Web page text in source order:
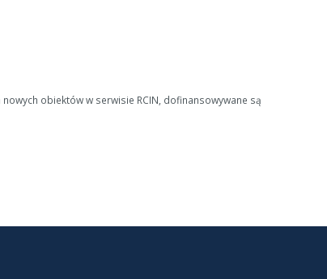
obiektów w serwisie RCIN, dofinansowywane są